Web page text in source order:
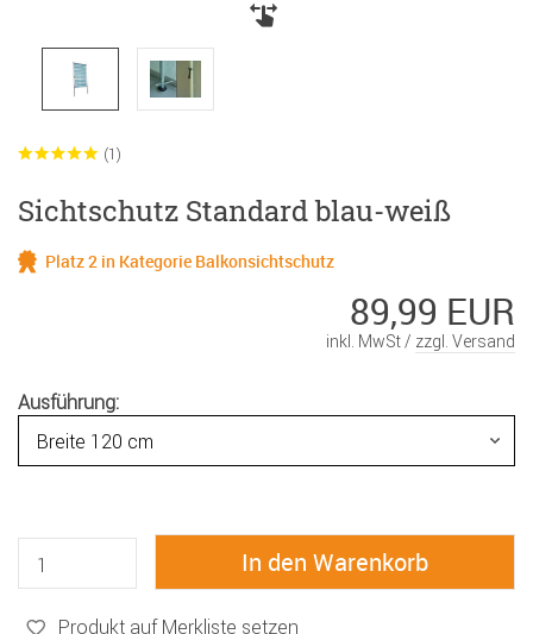
(1)
Sichtschutz Standard blau-weiß
Platz 2 in Kategorie Balkonsichtschutz
89,99 EUR
inkl. MwSt / zzgl. Versand
Ausführung:
Produkt auf Merkliste setzen